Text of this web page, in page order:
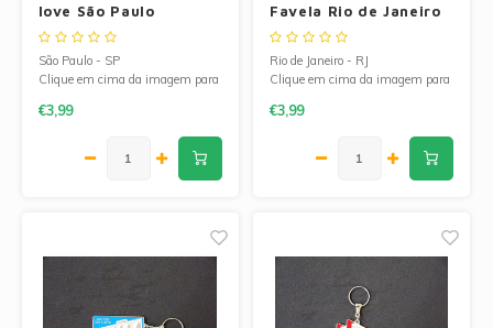
love São Paulo
São Paulo - SP
Clique em cima da imagem para
€3,99
Favela Rio de Janeiro
Rio de Janeiro - RJ
Clique em cima da imagem para
€3,99